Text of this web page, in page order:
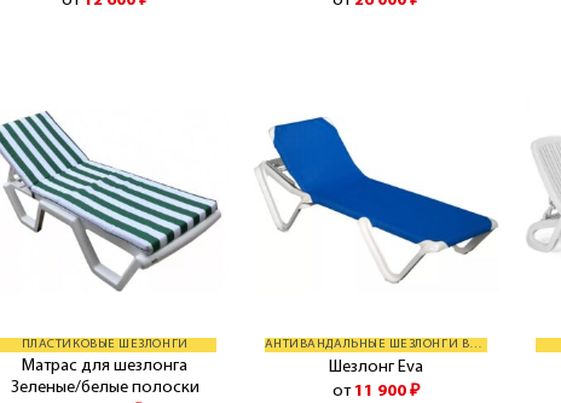
ПЛАСТИКОВЫЕ ШЕЗЛОНГИ
Матрас для шезлонга
Зеленые/белые полоски
АНТИВАНДАЛЬНЫЕ ШЕЗЛОНГИ BALLIU
Шезлонг Eva
от 11 900₽